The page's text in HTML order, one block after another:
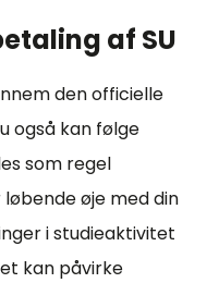
af SU
den officielle
også kan følge
som regel
øje med din
i studieaktivitet
kan påvirke